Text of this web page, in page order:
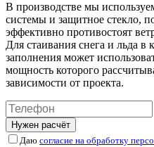
В производстве мы
системы и защитное стекло,
эффективно противостоят
Для стаивания снега и льда в
заполнения может
мощность которого
зависимости от проекта.
Нужен расчёт
Даю согласие на обработку